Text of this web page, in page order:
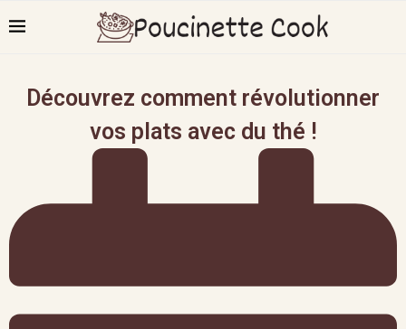
Découvrez comment révolutionner
vos plats avec du thé !